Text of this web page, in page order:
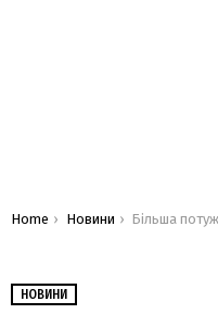
You are here:
Home Новини Більша потужність та запас ходу: Skoda оновила свій найшвидший
НОВИНИ